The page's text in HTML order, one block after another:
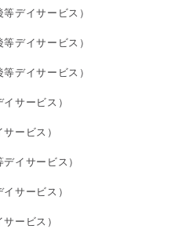
デイサービス）
デイサービス）
デイサービス）
サービス）
ービス）
イサービス）
サービス）
ービス）